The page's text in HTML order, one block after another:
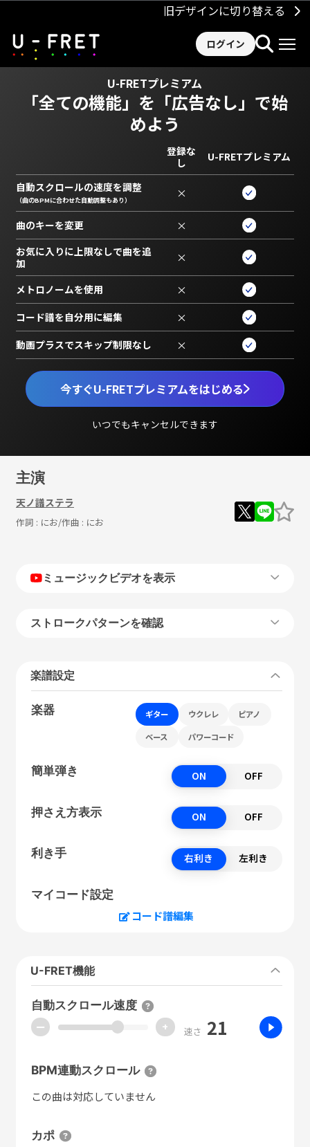
旧デザインに切り替える
ログイン
U-FRETプレミアム
「全ての機能」を 「広告なし」で始
めよう
今すぐU-FRETプレミアムをはじめる
いつでもキャンセルできます
登録な
し
U-FRETプレミアム
自動スクロールの速度を調整
（曲のBPMに合わせた自動調整もあり） ×
曲のキーを変更 ×
お気に入りに上限なしで曲を追
加
×
メトロノームを使用 ×
コード譜を自分用に編集 ×
動画プラスでスキップ制限なし ×
主演
天ノ譜ステラ
作詞 : にお/作曲 : にお
ミュージックビデオを表示
ストロークパターンを確認
楽譜設定
楽器 ギター ウクレレ ピアノ
ベース パワーコード
簡単弾き ON OFF
押さえ方表示 ON OFF
利き手 右利き 左利き
マイコード設定
コード譜編集
U-FRET機能
自動スクロール速度
ー + 速さ 21
BPM連動スクロール
この曲は対応していません
カポ